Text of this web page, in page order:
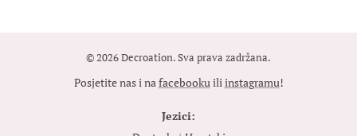
© 2026 Decroation. Sva prava zadržana.
Posjetite nas i nafacebookuiliinstagramu!
Jezici